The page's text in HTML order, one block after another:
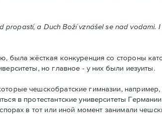
a Duch Boží vznášel se nad vodami.
была жёсткая конкуренция со стороны
но главное - у них были иезуиты.
чешскобратские гимназии,
в протестантские университеты
в тот или иной момент занимали